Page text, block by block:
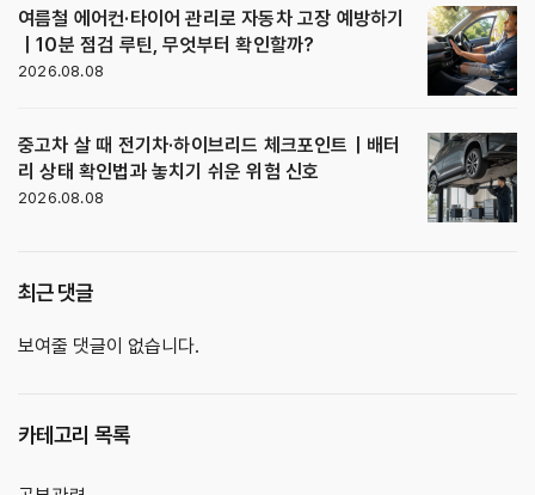
여름철 에어컨·타이어 관리로 자동차 고장 예방하기
｜10분 점검 루틴, 무엇부터 확인할까?
2026.08.08
중고차 살 때 전기차·하이브리드 체크포인트｜배터
리 상태 확인법과 놓치기 쉬운 위험 신호
2026.08.08
최근 댓글
보여줄 댓글이 없습니다.
카테고리 목록